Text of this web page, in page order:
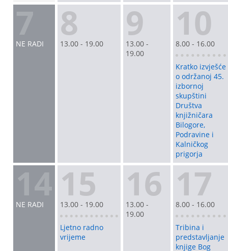
NE RADI 8
13.00 - 19.00 9
13.00 -
19.00
10
8.00 - 16.00
Kratko izvješće
o održanoj 45.
izbornoj
skupštini
Društva
knjižničara
Bilogore,
Podravine i
Kalničkog
prigorja
NE RADI 15
13.00 - 19.00
Ljetno radno
vrijeme
16
13.00 -
19.00
17
8.00 - 16.00
Tribina i
predstavljanje
knjige Bog